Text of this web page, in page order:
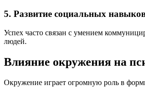
5. Развитие социальных
Успех часто связан с умением
людей.
Влияние окружения на
Окружение играет огромную роль в